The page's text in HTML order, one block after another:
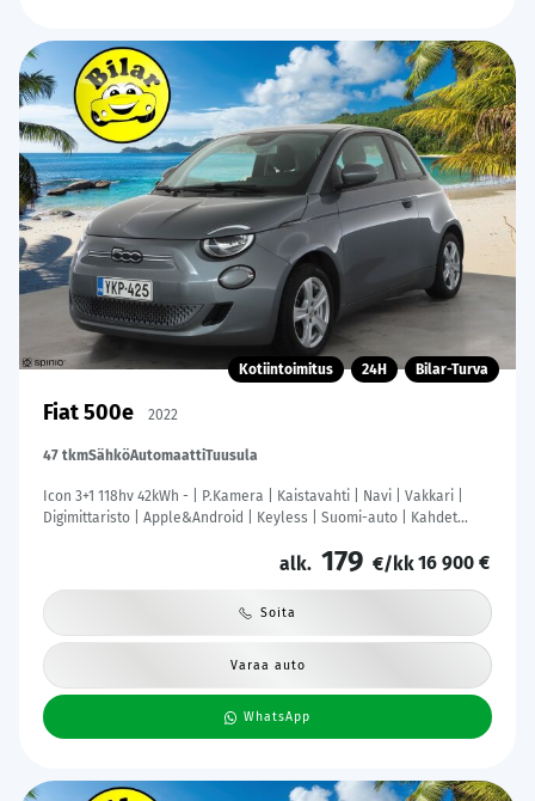
Kotiintoimitus 24H Bilar-Turva
Fiat 500e 2022
47 tkmSähköAutomaattiTuusula
Icon 3+1 118hv 42kWh - | P.Kamera | Kaistavahti | Navi | Vakkari |
Digimittaristo | Apple&Android | Keyless | Suomi-auto | Kahdet
alk. 179 €/kk16 900 €
Soita
Varaa auto
WhatsApp